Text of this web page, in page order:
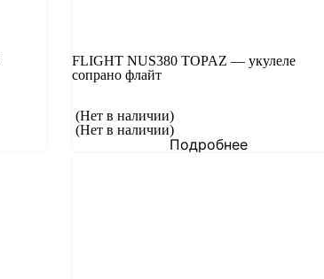
FLIGHT NUS380 TOPAZ — укулеле
сопрано флайт
(Нет в наличии)
(Нет в наличии)
Подробнее